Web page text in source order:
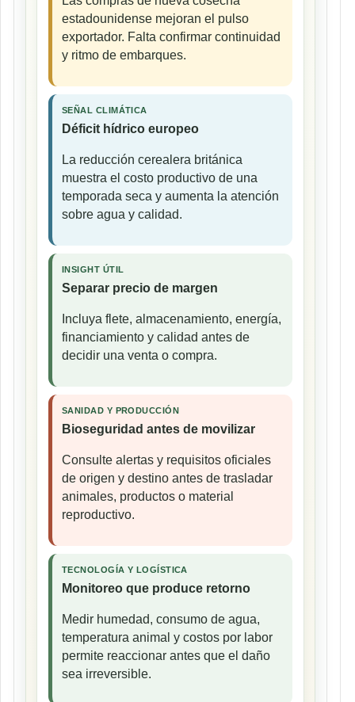
estadounidense mejoran el pulso
exportador. Falta confirmar continuidad
y ritmo de embarques.
SEÑAL CLIMÁTICA
Déficit hídrico europeo
La reducción cerealera británica
muestra el costo productivo de una
temporada seca y aumenta la atención
sobre agua y calidad.
INSIGHT ÚTIL
Separar precio de margen
Incluya flete, almacenamiento, energía,
financiamiento y calidad antes de
decidir una venta o compra.
SANIDAD Y PRODUCCIÓN
Bioseguridad antes de movilizar
Consulte alertas y requisitos oficiales
de origen y destino antes de trasladar
animales, productos o material
reproductivo.
TECNOLOGÍA Y LOGÍSTICA
Monitoreo que produce retorno
Medir humedad, consumo de agua,
temperatura animal y costos por labor
permite reaccionar antes que el daño
sea irreversible.